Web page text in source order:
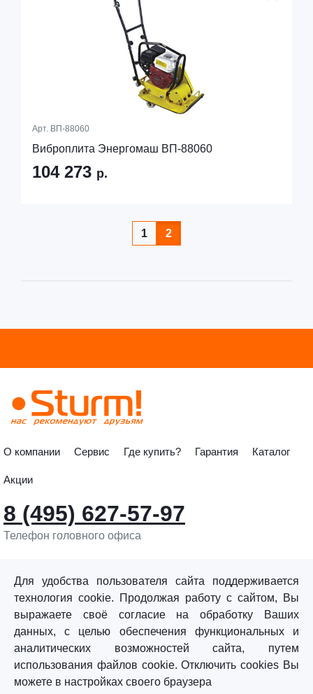
Арт. ВП-88060
Виброплита Энергомаш ВП-88060
104 273 р.
1 2
О компании Сервис Где купить? Гарантия Каталог
Акции
8 (495) 627-57-97
Телефон головного офиса
©«Sturm!» 2011–2026 ®
Для удобства пользователя сайта поддерживается
технология cookie. Продолжая работу с сайтом, Вы
выражаете своё согласие на обработку Ваших
данных, с целью обеспечения функциональных и
аналитических возможностей сайта, путем
использования файлов cookie. Отключить cookies Вы
можете в настройках своего браузера